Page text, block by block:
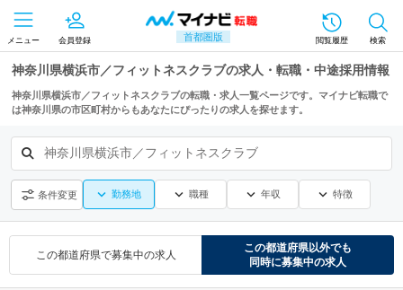
首都圏版
メニュー 会員登録 閲覧履歴 検索
神奈川県横浜市／フィットネスクラブの求人・転職・中途採用情報
神奈川県横浜市／フィットネスクラブの転職・求人一覧ページです。マイナビ転職で
は神奈川県の市区町村からもあなたにぴったりの求人を探せます。
神奈川県横浜市／フィットネスクラブ
条件変更 勤務地 職種 年収 特徴
この都道府県で募集中の求人
この都道府県以外でも
同時に募集中の求人